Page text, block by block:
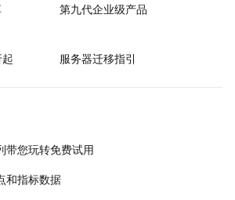
第九代企业级产品
服务器迁移指引
带您玩转免费试用
和指标数据